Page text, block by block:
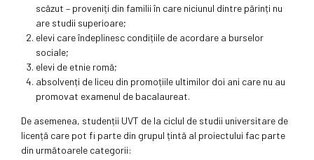
scăzut – proveniți din familii în care niciunul dintre părinți nu
are studii superioare;
elevi care îndeplinesc condițiile de acordare a burselor
sociale;
elevi de etnie romă;
absolvenți de liceu din promoțiile ultimilor doi ani care nu au
promovat examenul de bacalaureat.
De asemenea, studenții UVT de la ciclul de studii universitare de
licență care pot fi parte din grupul țintă al proiectului fac parte
din următoarele categorii: